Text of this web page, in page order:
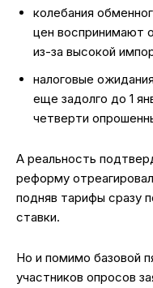
колебания
цен воспринимают
из-за высокой
налоговые
еще задолго до 1
четверти
А реальность
реформу
подняв тарифы сразу
ставки.
Но и помимо базовой
участников опросов